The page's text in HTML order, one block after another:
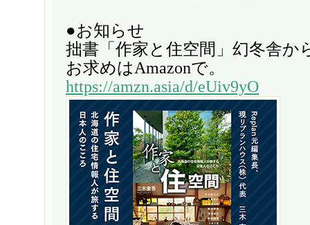
●お知らせ
拙書「作家と住空間」幻冬舎か
お求めはAmazonで。
https://amzn.asia/d/eUiv9yO